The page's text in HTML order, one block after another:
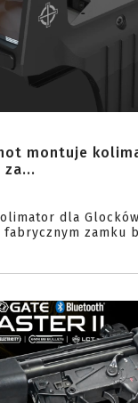
montuje
za...
dla
zamku